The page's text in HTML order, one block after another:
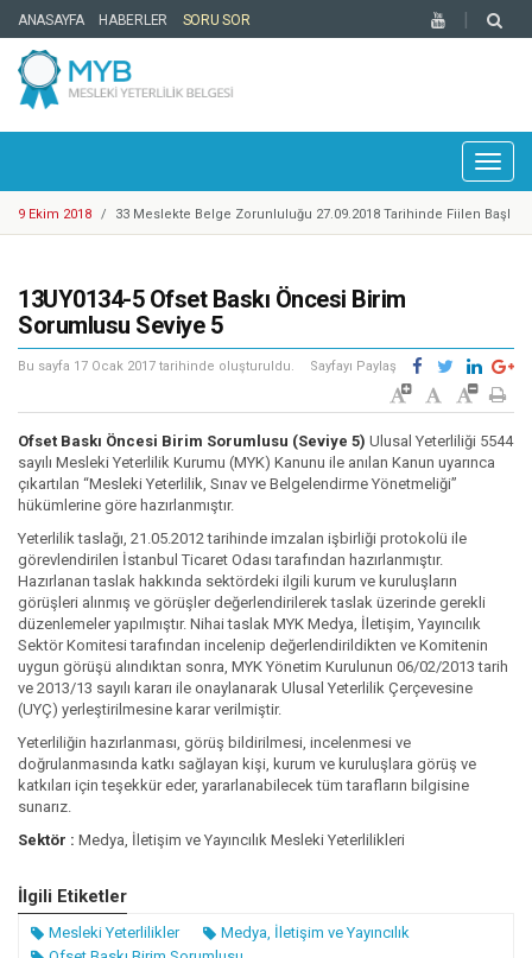
ANASAYFA HABERLER SORU SOR
9 Ekim 2018 /
33 Meslekte Belge Zorunluluğu 27.09.2018 Tarihinde Fiilen Başl
di25 Eylül 2018 /
Türkiye Yeterlilikler Çerçevesi Kurulu 17. Toplantısı Gerçekleşti
rildi
14 Mayıs 2018 /
Motosikletli Kurye Taslak Yeterliliği Hazırlandı
20 Mart 2018 / Enerji Sektöründe 1 Adet Ulusal Yeterlilik Güncellendi
Mesleki Yeterlilik Belgesi'ne Sahip Nitelikli İşgücü Sayısı 300.00
/
yınlandı
9 Mart 2018 /
Metal Sektöründe Belirlenen Yeni Yeterlilikler
9 Ekim 2018 / Europass Merkezleri Ağı 2018 Yılı Toplantısı Mesleki Yeterlilik K
13UY0134-5 Ofset Baskı Öncesi Birim
Sorumlusu Seviye 5
Bu sayfa 17 Ocak 2017 tarihinde oluşturuldu. Sayfayı Paylaş
Ofset Baskı Öncesi Birim Sorumlusu (Seviye 5) Ulusal Yeterliliği 5544
sayılı Mesleki Yeterlilik Kurumu (MYK) Kanunu ile anılan Kanun uyarınca
çıkartılan “Mesleki Yeterlilik, Sınav ve Belgelendirme Yönetmeliği”
hükümlerine göre hazırlanmıştır.
Yeterlilik taslağı, 21.05.2012 tarihinde imzalan işbirliği protokolü ile
görevlendirilen İstanbul Ticaret Odası tarafından hazırlanmıştır.
Hazırlanan taslak hakkında sektördeki ilgili kurum ve kuruluşların
görüşleri alınmış ve görüşler değerlendirilerek taslak üzerinde gerekli
düzenlemeler yapılmıştır. Nihai taslak MYK Medya, İletişim, Yayıncılık
Sektör Komitesi tarafından incelenip değerlendirildikten ve Komitenin
uygun görüşü alındıktan sonra, MYK Yönetim Kurulunun 06/02/2013 tarih
ve 2013/13 sayılı kararı ile onaylanarak Ulusal Yeterlilik Çerçevesine
(UYÇ) yerleştirilmesine karar verilmiştir.
Yeterliliğin hazırlanması, görüş bildirilmesi, incelenmesi ve
doğrulanmasında katkı sağlayan kişi, kurum ve kuruluşlara görüş ve
katkıları için teşekkür eder, yararlanabilecek tüm tarafların bilgisine
sunarız.
Sektör : Medya, İletişim ve Yayıncılık Mesleki Yeterlilikleri
İlgili Etiketler
Mesleki Yeterlilikler
Medya, İletişim ve Yayıncılık